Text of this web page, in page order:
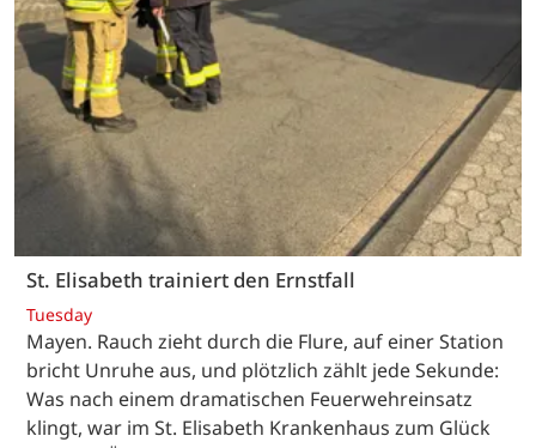
St. Elisabeth trainiert den Ernstfall
Tuesday
Mayen. Rauch zieht durch die Flure, auf einer Station
bricht Unruhe aus, und plötzlich zählt jede Sekunde:
Was nach einem dramatischen Feuerwehreinsatz
klingt, war im St. Elisabeth Krankenhaus zum Glück